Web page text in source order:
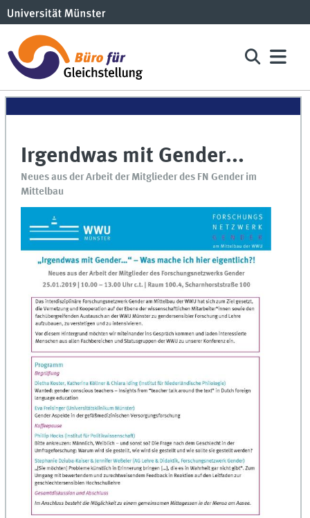
Irgendwas mit Gender...
Neues aus der Arbeit der Mitglieder des FN Gender im
Mittelbau